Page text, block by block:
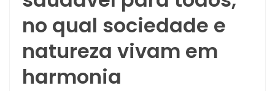
no qual sociedade e
natureza vivam em
harmonia